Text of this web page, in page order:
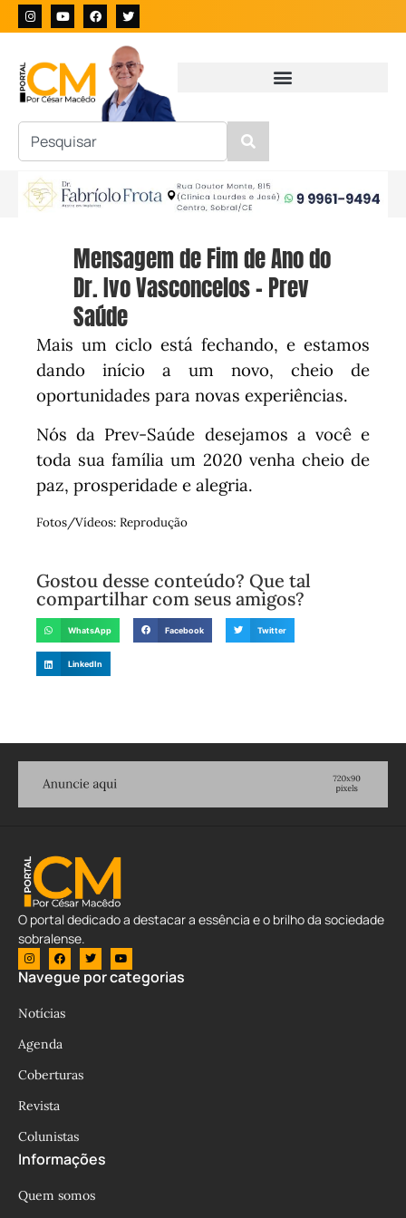
Mensagem de Fim de Ano do
Dr. Ivo Vasconcelos – Prev
Saúde
Mais um ciclo está fechando, e estamos
dando início a um novo, cheio de
oportunidades para novas experiências.
Nós da Prev-Saúde desejamos a você e
toda sua família um 2020 venha cheio de
paz, prosperidade e alegria.
Fotos/Vídeos: Reprodução
Gostou desse conteúdo? Que tal
compartilhar com seus amigos?
WhatsApp Facebook Twitter
LinkedIn
O portal dedicado a destacar a essência e o brilho da sociedade
sobralense.
Navegue por categorias
Notícias
Agenda
Coberturas
Revista
Colunistas
Informações
Quem somos